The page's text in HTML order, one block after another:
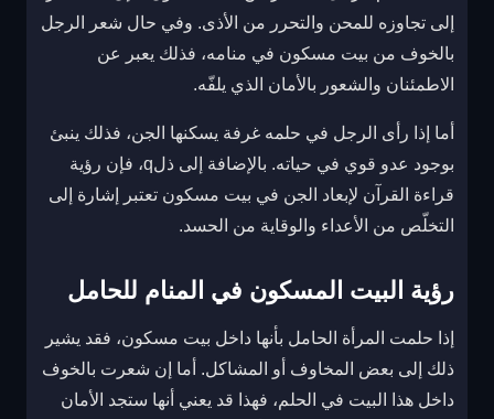
إلى تجاوزه للمحن والتحرر من الأذى. وفي حال شعر الرجل
بالخوف من بيت مسكون في منامه، فذلك يعبر عن
الاطمئنان والشعور بالأمان الذي يلفّه.
أما إذا رأى الرجل في حلمه غرفة يسكنها الجن، فذلك ينبئ
بوجود عدو قوي في حياته. بالإضافة إلى ذلq، فإن رؤية
قراءة القرآن لإبعاد الجن في بيت مسكون تعتبر إشارة إلى
التخلّص من الأعداء والوقاية من الحسد.
رؤية البيت المسكون في المنام للحامل
إذا حلمت المرأة الحامل بأنها داخل بيت مسكون، فقد يشير
ذلك إلى بعض المخاوف أو المشاكل. أما إن شعرت بالخوف
داخل هذا البيت في الحلم، فهذا قد يعني أنها ستجد الأمان